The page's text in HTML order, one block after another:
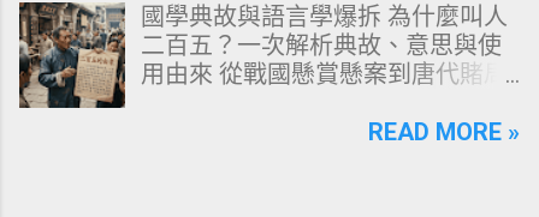
質（Dentin，又稱牙本質） 。 💡 生
理學核心觀念 健康自然的牙齒本來
就不是純白色。琺瑯質越半透明，
出來。當琺瑯質因磨損變薄、或是
了」。當你蓮蓬頭剛淋濕頭髮，下
一秒就把濃縮洗髮精直接抹在頭皮
上時，你已經親手觸發了一連串破
過嚴密的邏輯分析，為你解構正確
國學典故與語言學爆拆 為什麼叫人
二百五？一次解析典故、意思與使
用由來 從戰國懸賞懸案到唐代賭局
常用語。一次拆解歷史真相、心理
READ MORE »